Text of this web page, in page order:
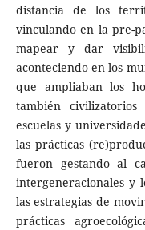
distancia de los
vinculando en la pre-
mapear y dar
aconteciendo en los
que ampliaban los
también
escuelas y
las prácticas
fueron gestando al
intergeneracionales y
las estrategias de
prácticas